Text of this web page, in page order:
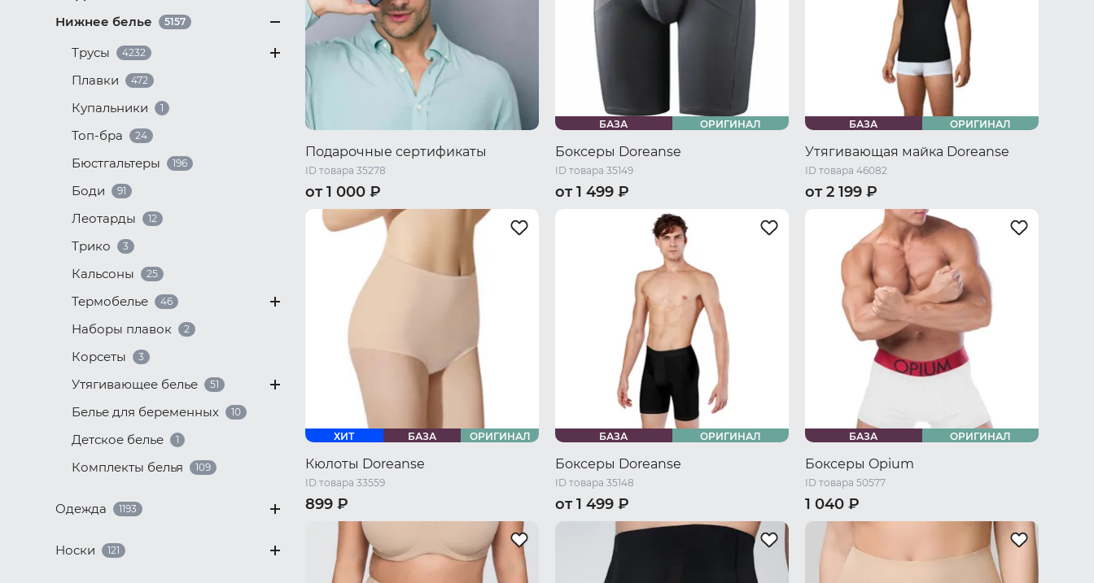
Нижнее белье
5157
Трусы 4232
Плавки 472
Купальники 1
Топ-бра 24
Бюстгальтеры 196
Боди 91
Леотарды 12
Трико 3
Кальсоны 25
Термобелье 46
Наборы плавок 2
Корсеты 3
Утягивающее белье 51
Белье для беременных 10
Детское белье 1
Комплекты белья 109
Одежда 1193
Носки 121
Подарочные сертификаты
ID товара 35278
от 1 000 ₽
1000 ₽ 2000 ₽ 5000 ₽
БАЗА ОРИГИНАЛ
Боксеры Doreanse
ID товара 35149
от 1 499 ₽
46 RU / M
52 RU / XXL 54 RU / XXXL
58 RU / 5XL
БАЗА ОРИГИНАЛ
Утягивающая майка Doreanse
ID товара 46082
от 2 199 ₽
46 RU / M
48 RU / L
50 RU / XL
52 RU / XXL 54 RU / XXXL
56 RU / XXXXL 58 RU / 5XL
ХИТ БАЗА ОРИГИНАЛ
Кюлоты Doreanse
ID товара 33559
899 ₽
42 RU / S
50 RU / XL 52 RU / XXL
54 RU / XXXL
56 RU / XXXXL
58 RU / 5XL
БАЗА ОРИГИНАЛ
Боксеры Doreanse
ID товара 35148
от 1 499 ₽
46 RU / M 48 RU / L
50 RU / XL
54 RU / XXXL
56 RU / XXXXL
БАЗА ОРИГИНАЛ
Боксеры Opium
ID товара 50577
1 040 ₽
46 RU / S
52 RU / XL
56 RU / XXXL
58 RU / XXXXL